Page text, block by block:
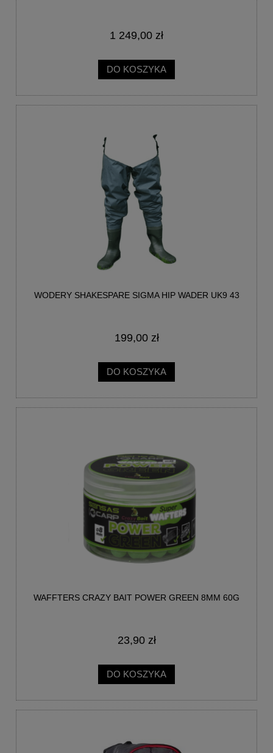
1 249,00 zł
DO KOSZYKA
WODERY SHAKESPARE SIGMA HIP WADER UK9 43
199,00 zł
DO KOSZYKA
WAFFTERS CRAZY BAIT POWER GREEN 8MM 60G
23,90 zł
DO KOSZYKA